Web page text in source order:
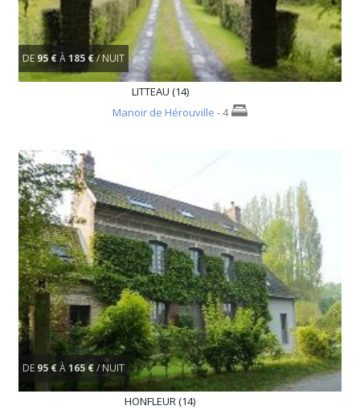
DE 95 €À185 €/ NUIT
LITTEAU (14)
Manoir de Hérouville - 4
DE 95 €À165 €/ NUIT
HONFLEUR (14)